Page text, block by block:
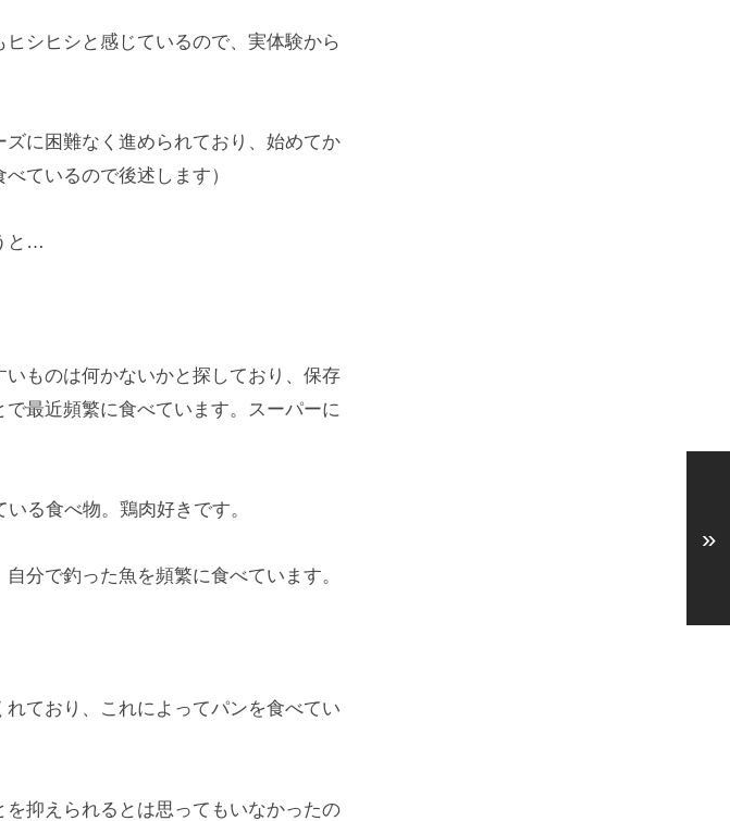
シヒシと感じているので、実体験から
に困難なく進められており、始めてか
ているので後述します）
と…
ものは何かないかと探しており、保存
最近頻繁に食べています。スーパーに
る食べ物。鶏肉好きです。
分で釣った魚を頻繁に食べています。
ており、これによってパンを食べてい
抑えられるとは思ってもいなかったの
»